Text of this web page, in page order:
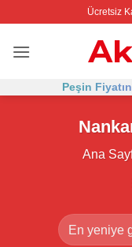
Ücretsiz
Peşin
Ana